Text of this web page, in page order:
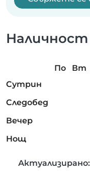
Наличност
По Вт
Сутрин
Следобед
Вечер
Нощ
Актуализирано: